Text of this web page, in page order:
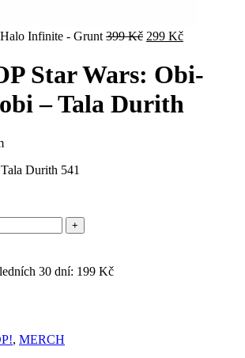
Infinite - Grunt 399Kč Původní
byla:
399 Kč.
299 KčAktuální
je:
299 Kč.
Star Wars: Obi-
– Tala Durith
Durith 541
30 dní: 199 Kč
, MERCH